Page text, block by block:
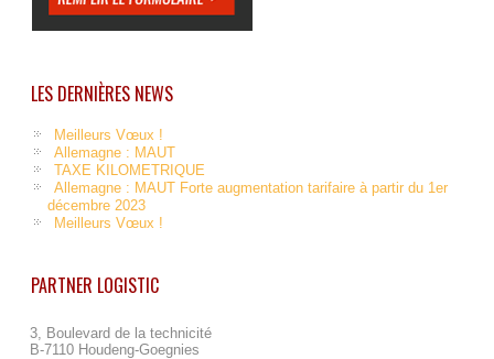
LES DERNIÈRES NEWS
Meilleurs Vœux !
Allemagne : MAUT
TAXE KILOMETRIQUE
Allemagne : MAUT Forte augmentation tarifaire à partir du 1er
décembre 2023
Meilleurs Vœux !
PARTNER LOGISTIC
3, Boulevard de la technicité
B-7110 Houdeng-Goegnies